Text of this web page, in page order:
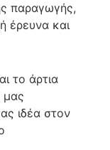
παραγωγής,
έρευνα και
το άρτια
μας
ιδέα στον